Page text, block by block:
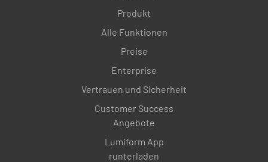
Produkt
Alle Funktionen
Preise
Enterprise
Vertrauen und Sicherheit
Customer Success
Angebote
Lumiform App
runterladen